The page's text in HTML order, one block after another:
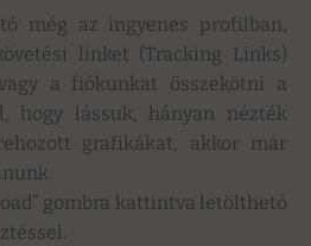
még az ingyenes profilban,
linket (Tracking Links)
a fiókunkat összekötni a
hogy lássuk, hányan nézték
grafikákat, akkor már
gombra kattintva letölthető